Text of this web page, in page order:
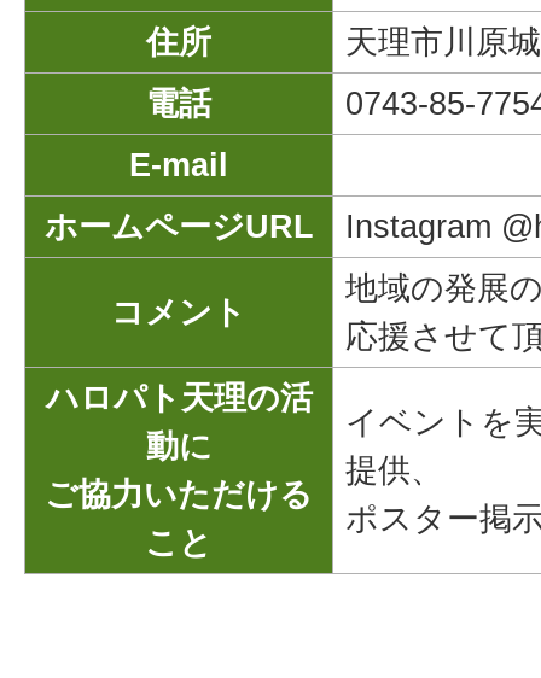
住所
天理市川原
電話
0743-85-
E-mail
ホームページURL
Instagram
コメント
地域の発展
応援させて
ハロパト天理の活
動に
ご協力いただける
こと
イベントを
提供、
ポスター掲